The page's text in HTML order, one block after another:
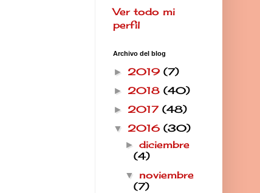
Ver todo mi
perfil
Archivo del blog
► 2019 (7)
► 2018 (40)
► 2017 (48)
▼ 2016 (30)
►diciembre
(4)
▼ noviembre
(7)